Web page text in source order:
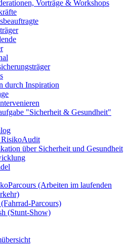
Vorträge & Workshops
durch Inspiration
"Sicherheit & Gesundheit"
RisikoAudit
über Sicherheit und Gesundheit
(Arbeiten im laufenden
Parcours)
(Stunt-Show)